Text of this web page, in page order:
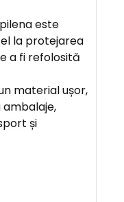
este
la protejarea
a fi refolosită
material ușor,
și